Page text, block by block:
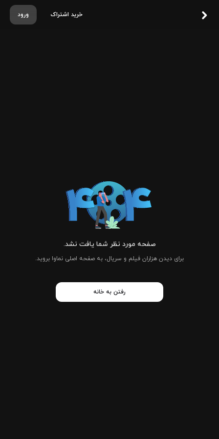
ورود خرید اشتراک
صفحه مورد نظر شما یافت نشد.
برای دیدن هزاران فیلم و سریال، به صفحه اصلی نماوا بروید.
رفتن به خانه